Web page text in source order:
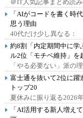
＠IT人気記事まとめ読み
「AIがコードを書く時
思う理由
40代だけ少し異なる：
約8割「内定期間中に
ル2位「モチベ維持」を
「やる必要ない」派の
富士通を抜いて2位に
トップ20
夏休みに振り返る2026
「AI活用する新人増え